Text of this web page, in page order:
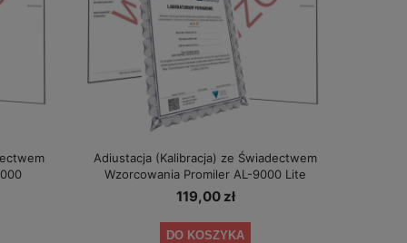
Adiustacja (Kalibracja) ze Świadectwem
Wzorcowania Promiler AL-9000 Lite
119,00 zł
DO KOSZYKA